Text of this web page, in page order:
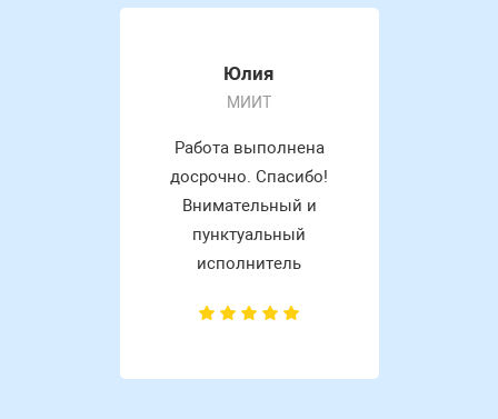
Юлия
МИИТ
Работа выполнена
досрочно. Спасибо!
Внимательный и
пунктуальный
исполнитель